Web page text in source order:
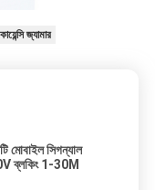
জ্যামার
মোবাইল সিগন্যাল
ব্লকিং 1-30M